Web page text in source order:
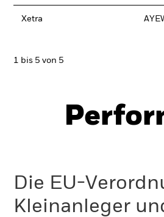
Xetra
1 bis 5 von 5
Die EU-
Kleinanleger